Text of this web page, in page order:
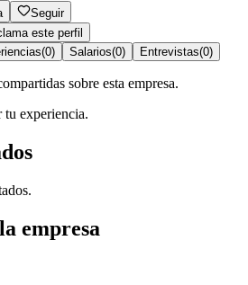
Seguir
este perfil
(0) Salarios(0) Entrevistas(0)
sobre esta empresa.
tu experiencia.
empresa